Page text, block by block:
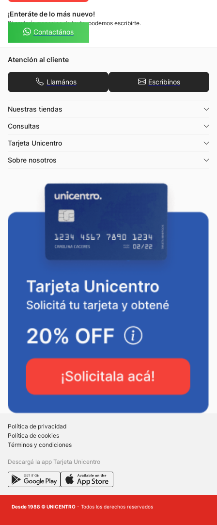
¡Enteráte de lo más nuevo!
Si preferís mensajes de texto, podemos escribirte.
Contactános
Atención al cliente
Llamános Escribínos
Nuestras tiendas
Consultas
Tarjeta Unicentro
Sobre nosotros
Política de privacidad
Política de cookies
Términos y condiciones
Descargá la app Tarjeta Unicentro
Desde 1988 © UNICENTRO - Todos los derechos reservados